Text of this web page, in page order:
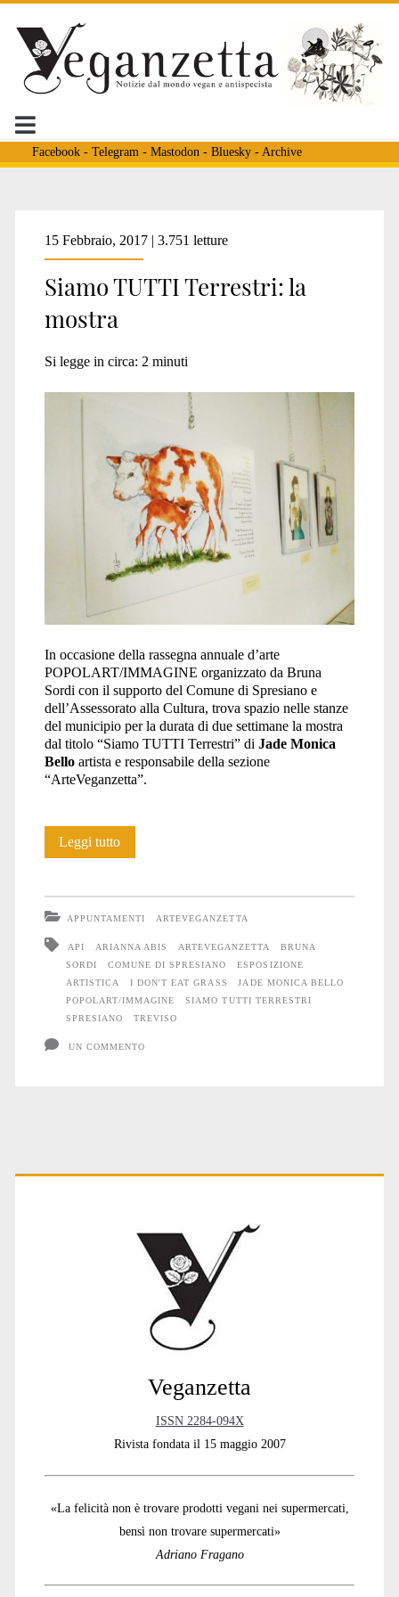
Facebook- Telegram - Mastodon - Bluesky- Archive
Tag:
<span>siamo
tutti
terrestri</span>
15 Febbraio, 2017 | 3.751 letture
Siamo TUTTI Terrestri: la
mostra
Si legge in circa: 2 minuti
In occasione della rassegna annuale d’arte
POPOLART/IMMAGINE organizzato da Bruna
Sordi con il supporto del Comune di Spresiano e
dell’Assessorato alla Cultura, trova spazio nelle stanze
del municipio per la durata di due settimane la mostra
dal titolo “Siamo TUTTI Terrestri” di Jade Monica
Belloartista e responsabile della sezione
“ArteVeganzetta”.
Leggi tuttoSiamo
mostra
APPUNTAMENTI ARTEVEGANZETTA
API ARIANNA ABIS ARTEVEGANZETTA
BRUNA
SORDI
COMUNE DI SPRESIANO
ESPOSIZIONE
ARTISTICA
I DON'T EAT GRASS
JADE MONICA BELLO
POPOLART/IMMAGINE
SIAMO TUTTI TERRESTRI
SPRESIANO
TREVISO
UN COMMENTO
Primary
Veganzetta
ISSN 2284-094X
Rivista fondata il 15 maggio 2007
«La felicità non è trovare prodotti vegani nei supermercati,
bensì non trovare supermercati»
Adriano Fragano